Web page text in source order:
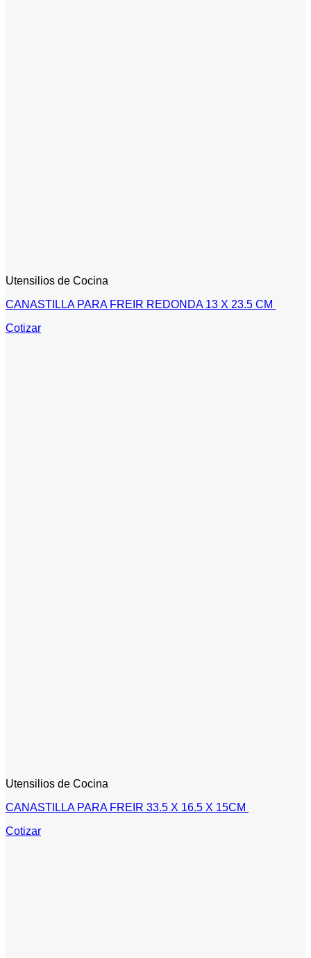
Utensilios de Cocina
CANASTILLA PARA FREIR REDONDA 13 X 23.5 CM
Cotizar
Utensilios de Cocina
CANASTILLA PARA FREIR 33.5 X 16.5 X 15CM
Cotizar